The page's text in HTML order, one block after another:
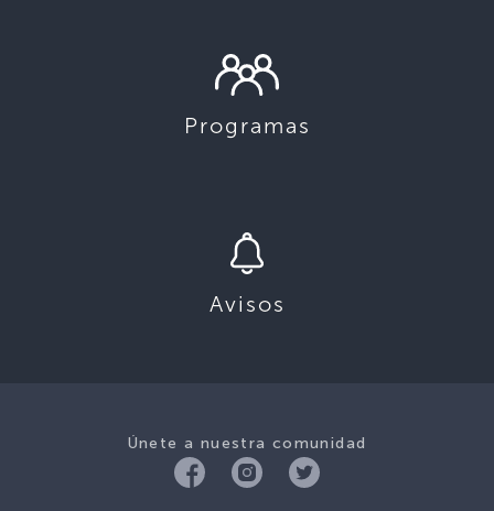
Programas
Avisos
Únete a nuestra comunidad